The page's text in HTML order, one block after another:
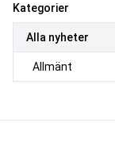
Kategorier
Alla nyheter
Allmänt